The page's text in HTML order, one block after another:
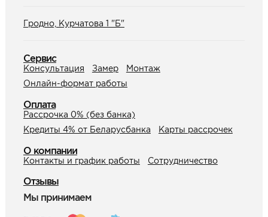
Гродно, Курчатова 1 "Б"
Сервис
Консультация Замер
Монтаж
Онлайн-формат работы
Оплата
Рассрочка 0% (без банка)
Кредиты 4% от Беларусбанка
Карты рассрочек
О компании
Контакты и график работы Сотрудничество
Отзывы
Мы принимаем